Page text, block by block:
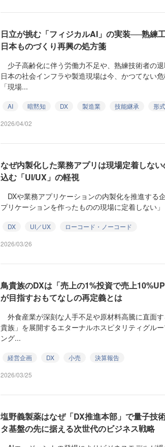
日立が挑む「フィジカルAI」の実装──熟練
日本ものづくり再興の処方箋
少子高齢化に伴う労働力不足や、熟練技術者の退
日本の社会インフラや製造現場は今、かつてない
「現場...
AI 暗黙知 DX 製造業 技能継承
形
2026/04/02
なぜ内製化した業務アプリは現場定着しな
込む「UI/UX」の軽視
DXや業務アプリケーションの内製化を推進する
プリケーションを作ったものの現場に定着しない
DX UI／UX
ローコード・ノーコード
2026/03/26
鳥貴族のDXは「売上の1%投資で売上
が目指すおもてなしの再定義とは
外食産業が深刻な人手不足や原材料高騰に直面
貴族」を展開するエターナルホスピタリティグル
ング...
経営企画 DX 小売
決算報告
2026/03/25
塩野義製薬はなぜ「DX推進本部」で量子技
タ基盤の先に据える次世代のビジネス戦略